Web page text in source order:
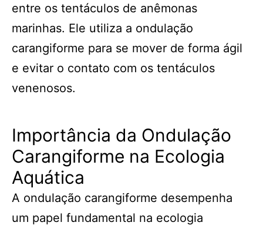
entre os tentáculos de anêmonas
marinhas. Ele utiliza a ondulação
carangiforme para se mover de forma ágil
e evitar o contato com os tentáculos
venenosos.
Importância da Ondulação
Carangiforme na Ecologia
Aquática
A ondulação carangiforme desempenha
um papel fundamental na ecologia